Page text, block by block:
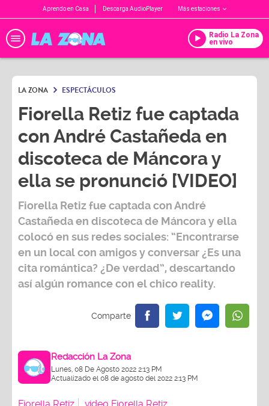
Aprendo en Casa Descarga AudioPlayer Más estaciones
Radio La Zona
en vivo
LA ZONA ESPECTÁCULOS
Fiorella Retiz fue captada
con André Castañeda en
discoteca de Máncora y
ella se pronunció [VIDEO]
Fiorella Retizfue captada conAndré
Castañedaen discoteca de Máncora y ella
colocó en sus redes sociales: “Encontrarse
en un local con amigos y conversar ¿Es una
cita romántica? ¿De verdad”, descartando
así algún romance con el chico reality.
Redacción La Zona
Lunes, 08 De Agosto 2022 2:13 PM
Actualizado el 08 de agosto del 2022 2:13 PM